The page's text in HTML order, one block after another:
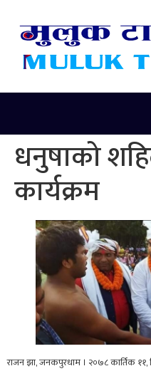
धनुषाको
कार्यक्रम
राजन झा, जनकपुरधाम । २०७८ कार्तिक ११,